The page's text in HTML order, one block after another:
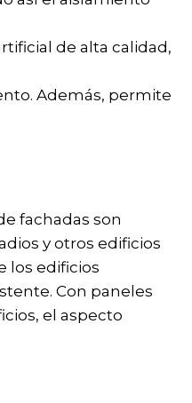
de alta calidad,
Además, permite
fachadas son
y otros edificios
los edificios
Con paneles
el aspecto